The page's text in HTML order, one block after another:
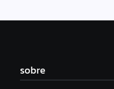
sobre